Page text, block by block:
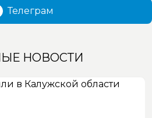
Телеграм
НОВОСТИ